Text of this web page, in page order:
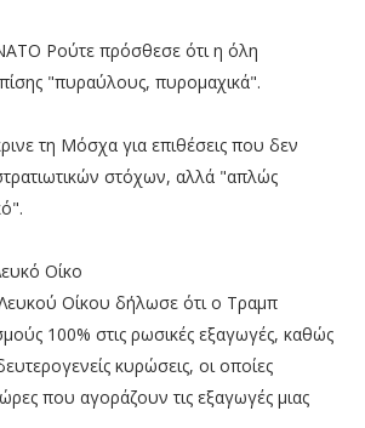
Ρούτε πρόσθεσε ότι η όλη
"πυραύλους, πυρομαχικά".
τη Μόσχα για επιθέσεις που δεν
στόχων, αλλά "απλώς
Οίκο
Οίκου δήλωσε ότι ο Τραμπ
100% στις ρωσικές εξαγωγές, καθώς
κυρώσεις, οι οποίες
που αγοράζουν τις εξαγωγές μιας